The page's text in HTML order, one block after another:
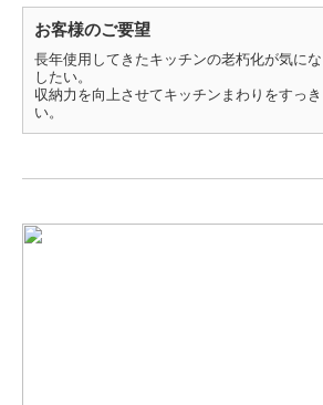
お客様のご要望
長年使用してきたキッチンの老朽化が気に
したい。
収納力を向上させてキッチンまわりをすっ
い。